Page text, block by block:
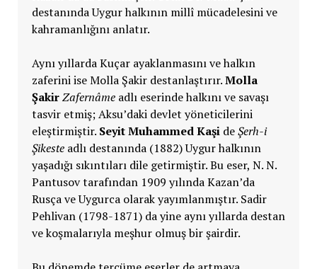
destanında Uygur halkının millî mücadelesini ve
kahramanlığını anlatır.
Aynı yıllarda Kuçar ayaklanmasını ve halkın
zaferini ise Molla Şakir destanlaştırır.Molla
ŞakirZafernâme adlı eserinde halkını ve savaşı
tasvir etmiş; Aksu’daki devlet yöneticilerini
eleştirmiştir. Seyit Muhammed KaşideŞerh-i
Şikesteadlı destanında (1882) Uygur halkının
yaşadığı sıkıntıları dile getirmiştir. Bu eser, N. N.
Pantusov tarafından 1909 yılında Kazan’da
Rusça ve Uygurca olarak yayımlanmıştır. Sadir
Pehlivan (1798-1871) da yine aynı yıllarda destan
ve koşmalarıyla meşhur olmuş bir şairdir.